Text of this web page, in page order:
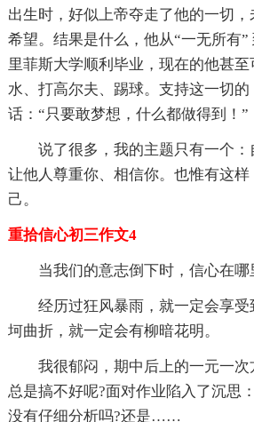
出生时，好似上帝夺走了他的一切
希望。结果是什么，他从“一无所有”
里菲斯大学顺利毕业，现在的他甚
水、打高尔夫、踢球。支持这一切
话：“只要敢梦想，什么都做得到！”
说了很多，我的主题只有一个
让他人尊重你、相信你。也惟有这样
己。
重拾信心初三作文4
当我们的意志倒下时，信心在
经历过狂风暴雨，就一定会享
坷曲折，就一定会有柳暗花明。
我很郁闷，期中后上的一元一
总是搞不好呢?面对作业陷入了沉思
没有仔细分析吗?还是……